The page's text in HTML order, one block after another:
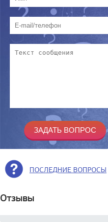
ПОСЛЕДНИЕ ВОПРОСЫ
Отзывы